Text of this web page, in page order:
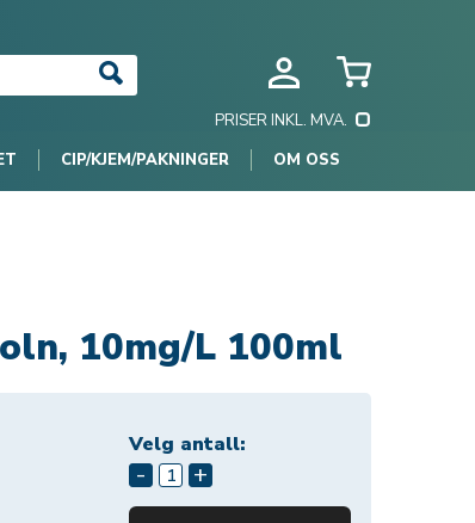
PRISER INKL. MVA.
CIP/KJEM/PAKNINGER OM OSS
10mg/L 100ml
Velg antall:
- +